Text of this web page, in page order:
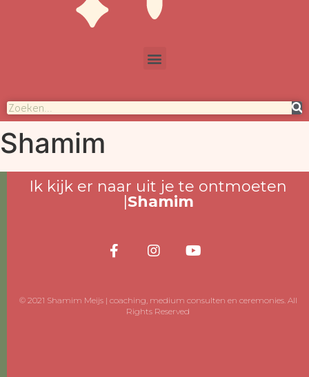
Shamim
Ik kijk er naar uit je te ontmoeten
Shamim
© 2021 Shamim Meijs | coaching, medium consulten en ceremonies. All
Rights Reserved